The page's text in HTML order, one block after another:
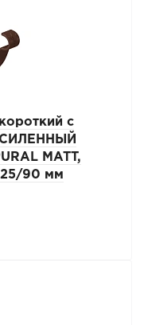
с
MATT,
90 мм